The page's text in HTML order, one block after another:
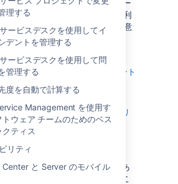
理する
ービスデスクを使用してイ
デントを管理する
ービスデスクを使用して問
管理する
度を自動で計算する
Management を使用す
トウェア チームのためのベス
クティス
リティ
と Server のモバイル
で IT チームのためのワークフロー
ます。Atlassian Marketplace で利
ITIL ワークフロー アドオンを用意
Management の変更管理
Management のインシデント
Management の問題管理
Management のサービス リ
Management は設定が可能です。
ームワークに取りかかり、そのあ
ネス ニーズに合わせて応用するこ